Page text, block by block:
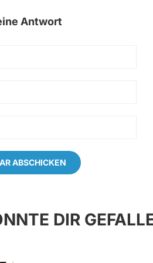
Antwort
DIR